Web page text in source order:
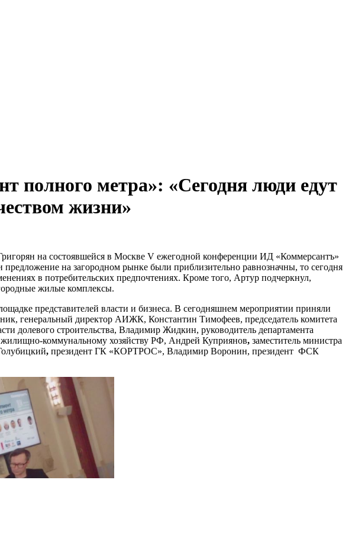
полного метра»: «Сегодня люди едут
жизни»
на состоявшейся в Москве V ежегодной конференции ИД «Коммерсантъ»
на загородном рынке были приблизительно равнозначны, то сегодня
в потребительских предпочтениях. Кроме того, Артур подчеркнул,
жилые комплексы.
представителей власти и бизнеса. В сегодняшнем мероприятии приняли
генеральный директор АИЖК, Константин Тимофеев, председатель комитета
долевого строительства, Владимир Жидкин, руководитель департамента
жилищно-коммунальному хозяйству РФ, Андрей Куприянов, заместитель министра
, президент ГК «КОРТРОС», Владимир Воронин, президент ФСК